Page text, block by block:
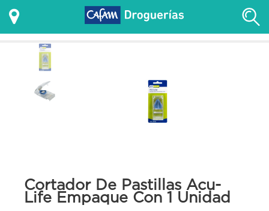
Cortador De Pastillas Acu-
Life Empaque Con 1 Unidad